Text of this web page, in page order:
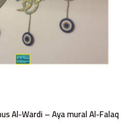
Al-Wardi – Aya mural Al-Falaq